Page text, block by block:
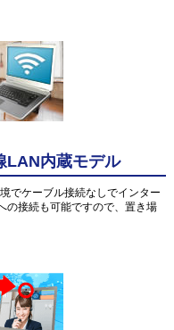
LAN内蔵モデル
でケーブル接続なしでインター
の接続も可能ですので、置き場